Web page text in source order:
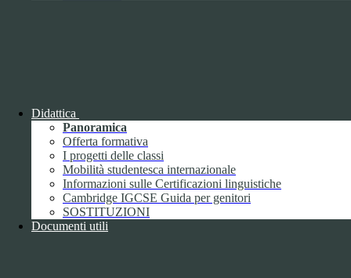
Didattica
Panoramica
Offerta formativa
I progetti delle classi
Mobilità studentesca internazionale
Informazioni sulle Certificazioni linguistiche
Cambridge IGCSE Guida per genitori
SOSTITUZIONI
Documenti utili